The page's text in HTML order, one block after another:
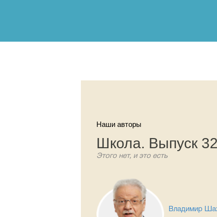
Наши авторы
Школа. Выпуск 32
Этого нет, и это есть
Владимир